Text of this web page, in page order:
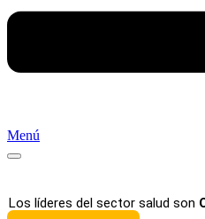
Menú
Los líderes del sector salud son